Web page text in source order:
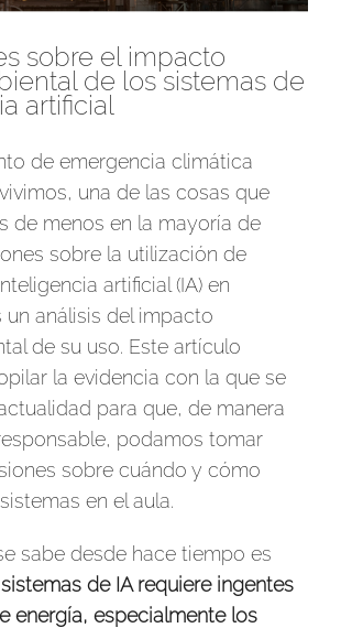
sobre el impacto
de los sistemas de
artificial
de emergencia climática
una de las cosas que
de menos en la mayoría de
sobre la utilización de
artificial (IA) en
análisis del impacto
de su uso. Este artículo
la evidencia con la que se
para que, de manera
podamos tomar
sobre cuándo y cómo
en el aula.
sabe desde hace tiempo es
de IA requiere ingentes
energía, especialmente los